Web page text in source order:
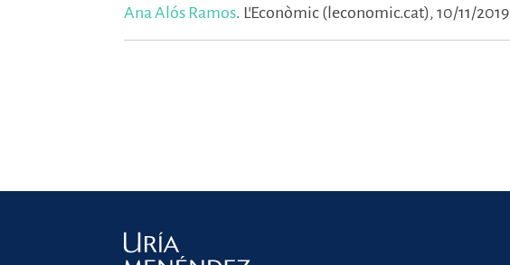
Ana Alós Ramos. L'Econòmic (leconomic.cat), 10/11/2019